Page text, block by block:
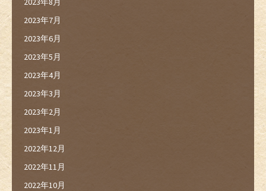
2023年7月
2023年6月
2023年5月
2023年4月
2023年3月
2023年2月
2023年1月
2022年12月
2022年11月
2022年10月